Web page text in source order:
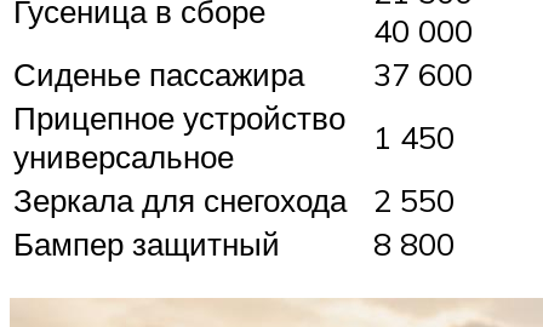
Гусеница в сборе
40 000
Сиденье пассажира
37 600
Прицепное устройство
универсальное
1 450
Зеркала для снегохода
2 550
Бампер защитный
8 800